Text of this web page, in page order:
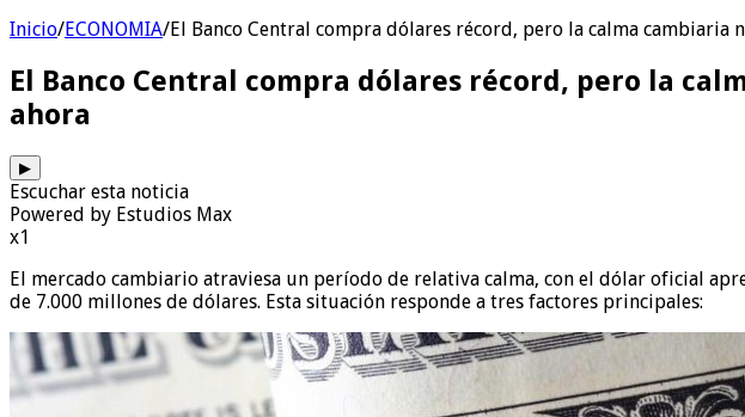
Inicio/ECONOMIA/El Banco Central compra dólares récord, pero la calma
El Banco Central compra dólares récord, pero la
ahora
▶
Escuchar esta noticia
Powered by Estudios Max
x1
El mercado cambiario atraviesa un período de relativa calma, con el dólar oficial
de 7.000 millones de dólares. Esta situación responde a tres factores principales: